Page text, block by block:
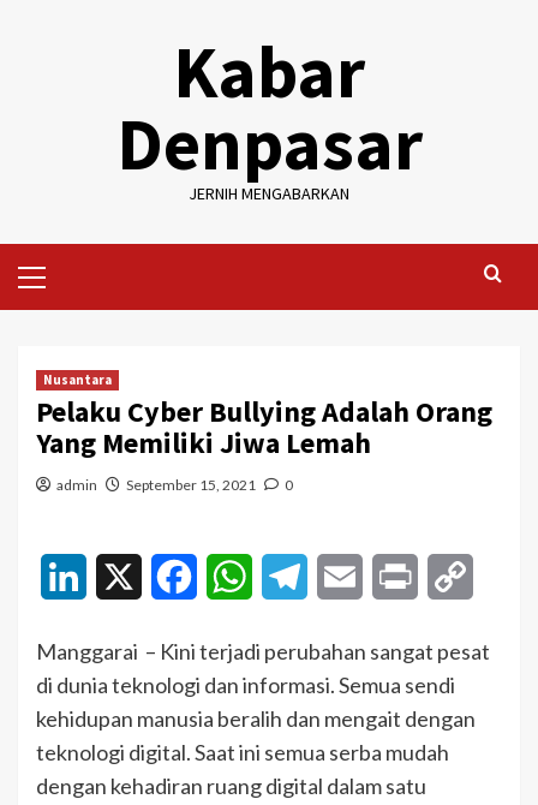
Kabar
Denpasar
JERNIH MENGABARKAN
Menu
Nusantara
Pelaku Cyber Bullying Adalah Orang
Yang Memiliki Jiwa Lemah
admin September 15, 2021 0
LinkedIn FacebookWhatsAppTelegramEmail Print
Manggarai – Kini terjadi perubahan sangat pesat
di dunia teknologi dan informasi. Semua sendi
kehidupan manusia beralih dan mengait dengan
teknologi digital. Saat ini semua serba mudah
dengan kehadiran ruang digital dalam satu